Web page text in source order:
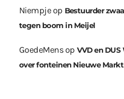
Niempjeop Bestuurder
tegen boom in Meijel
GoedeMensop VVD en
over fonteinen Nieuwe Markt